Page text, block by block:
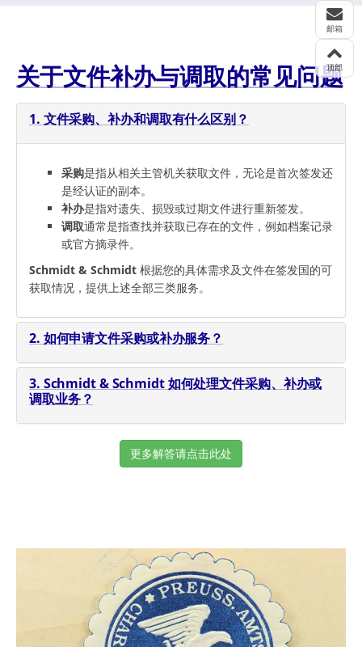
关于文件补办与调取的常见问题
1. 文件采购、补办和调取有什么区别？
采购是指从相关主管机关获取文件，无论是首次签发还
是经认证的副本。
补办是指对遗失、损毁或过期文件进行重新签发。
调取通常是指查找并获取已存在的文件，例如档案记录
或官方摘录件。
Schmidt & Schmidt 根据您的具体需求及文件在签发国的可
获取情况，提供上述全部三类服务。
2. 如何申请文件采购或补办服务？
3. Schmidt & Schmidt 如何处理文件采购、补办或
调取业务？
更多解答请点击此处
邮箱
顶部